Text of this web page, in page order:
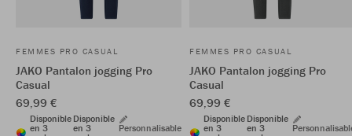
FEMMES PRO CASUAL
JAKO Pantalon jogging Pro
Casual
69,99 €
Disponible
en 3
Disponible
en 3
Personnalisable
FEMMES PRO CASUAL
JAKO Pantalon jogging Pro
Casual
69,99 €
Disponible
en 3
Disponible
en 3